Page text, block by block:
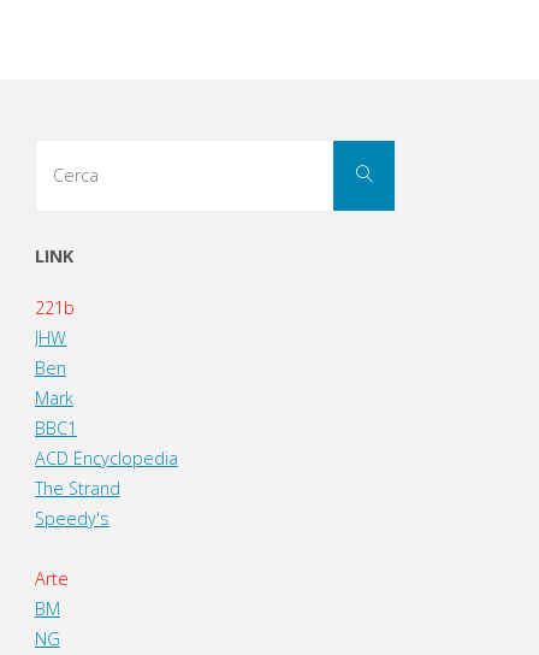
Cerca
LINK
221b
JHW
Ben
Mark
BBC1
ACD Encyclopedia
The Strand
Speedy's
Arte
BM
NG